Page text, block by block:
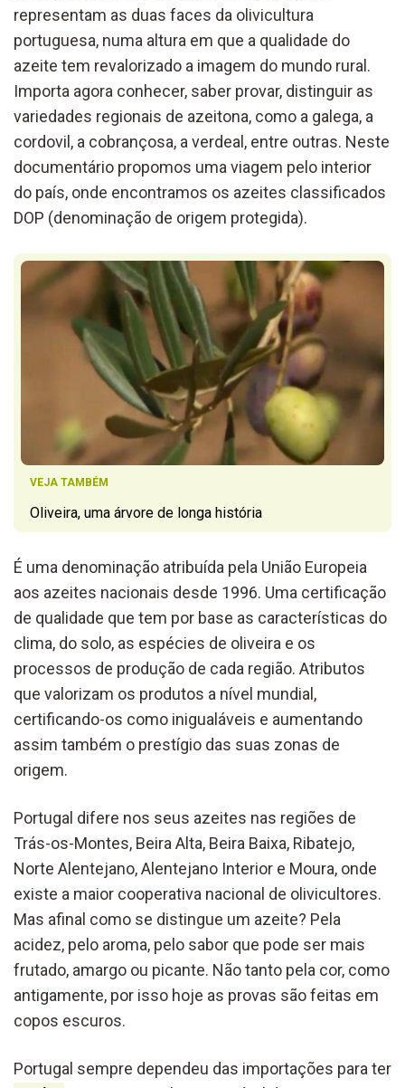
representam as duas faces da olivicultura
portuguesa, numa altura em que a qualidade do
azeite tem revalorizado a imagem do mundo rural.
Importa agora conhecer, saber provar, distinguir as
variedades regionais de azeitona, como a galega, a
cordovil, a cobrançosa, a verdeal, entre outras. Neste
documentário propomos uma viagem pelo interior
do país, onde encontramos os azeites classificados
DOP (denominação de origem protegida).
VEJA TAMBÉM
Oliveira, uma árvore de longa história
É uma denominação atribuída pela União Europeia
aos azeites nacionais desde 1996. Uma certificação
de qualidade que tem por base as características do
clima, do solo, as espécies de oliveira e os
processos de produção de cada região. Atributos
que valorizam os produtos a nível mundial,
certificando-os como inigualáveis e aumentando
assim também o prestígio das suas zonas de
origem.
Portugal difere nos seus azeites nas regiões de
Trás-os-Montes, Beira Alta, Beira Baixa, Ribatejo,
Norte Alentejano, Alentejano Interior e Moura, onde
existe a maior cooperativa nacional de olivicultores.
Mas afinal como se distingue um azeite? Pela
acidez, pelo aroma, pelo sabor que pode ser mais
frutado, amargo ou picante. Não tanto pela cor, como
antigamente, por isso hoje as provas são feitas em
copos escuros.
Portugal sempre dependeu das importações para ter